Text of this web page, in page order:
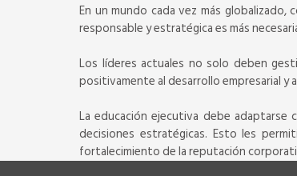
En un mundo cada vez más
responsable y estratégica es más
Los líderes actuales no solo deben
positivamente al desarrollo empresarial y
La educación ejecutiva debe
decisiones estratégicas. Esto les
fortalecimiento de la reputación